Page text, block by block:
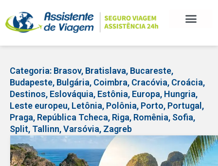
Categoria: Brasov, Bratislava, Bucareste,
Budapeste, Bulgária, Coimbra, Cracóvia, Croácia,
Destinos, Eslováquia, Estônia, Europa, Hungria,
Leste europeu, Letônia, Polônia, Porto, Portugal ,
Praga, República Tcheca, Riga, Romênia, Sofia,
Split, Tallinn,Varsóvia, Zagreb